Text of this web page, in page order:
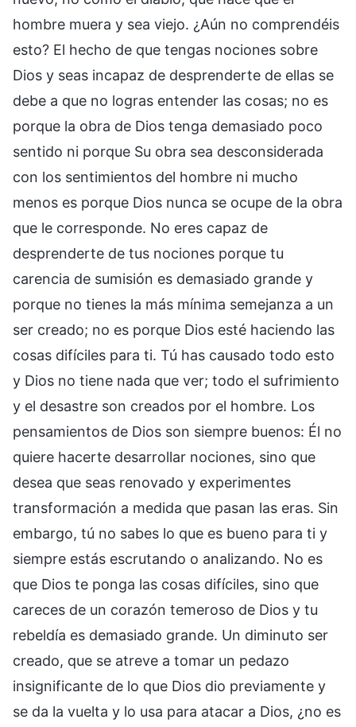
hombre muera y sea viejo. ¿Aún no comprendéis
esto? El hecho de que tengas nociones sobre
Dios y seas incapaz de desprenderte de ellas se
debe a que no logras entender las cosas; no es
porque la obra de Dios tenga demasiado poco
sentido ni porque Su obra sea desconsiderada
con los sentimientos del hombre ni mucho
menos es porque Dios nunca se ocupe de la obra
que le corresponde. No eres capaz de
desprenderte de tus nociones porque tu
carencia de sumisión es demasiado grande y
porque no tienes la más mínima semejanza a un
ser creado; no es porque Dios esté haciendo las
cosas difíciles para ti. Tú has causado todo esto
y Dios no tiene nada que ver; todo el sufrimiento
y el desastre son creados por el hombre. Los
pensamientos de Dios son siempre buenos: Él no
quiere hacerte desarrollar nociones, sino que
desea que seas renovado y experimentes
transformación a medida que pasan las eras. Sin
embargo, tú no sabes lo que es bueno para ti y
siempre estás escrutando o analizando. No es
que Dios te ponga las cosas difíciles, sino que
careces de un corazón temeroso de Dios y tu
rebeldía es demasiado grande. Un diminuto ser
creado, que se atreve a tomar un pedazo
insignificante de lo que Dios dio previamente y
se da la vuelta y lo usa para atacar a Dios, ¿no es